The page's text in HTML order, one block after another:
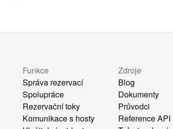
Funkce
Správa rezervací
Spolupráce
Rezervační toky
Komunikace s hosty
Zdroje
Blog
Dokumenty
Průvodci
Reference API